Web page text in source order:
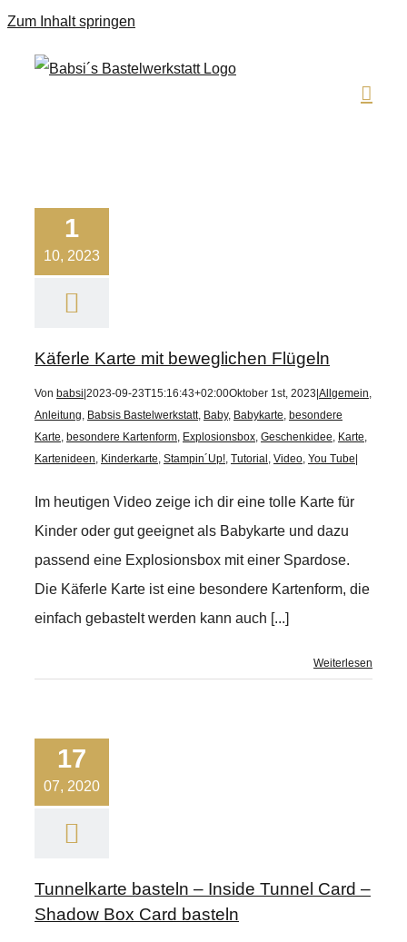
Zum Inhalt springen
1
10, 2023
Käferle Karte mit beweglichen Flügeln
Von babsi 2023-09-23T15:16:43+02:00Oktober 1st, 2023 Allgemein,
Anleitung, Babsis Bastelwerkstatt, Baby, Babykarte, besondere
Karte, besondere Kartenform, Explosionsbox, Geschenkidee, Karte,
Kartenideen, Kinderkarte, Stampin´Up!, Tutorial , Video, You Tube
Im heutigen Video zeige ich dir eine tolle Karte für
Kinder oder gut geeignet als Babykarte und dazu
passend eine Explosionsbox mit einer Spardose.
Die Käferle Karte ist eine besondere Kartenform, die
einfach gebastelt werden kann auch [...]
Weiterlesen
17
07, 2020
Tunnelkarte basteln – Inside Tunnel Card –
Shadow Box Card basteln